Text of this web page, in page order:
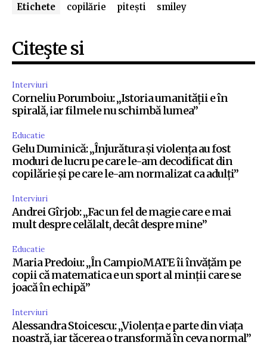
Etichete copilărie pitești smiley
Citeşte si
Interviuri
Corneliu Porumboiu: „Istoria umanității e în
spirală, iar filmele nu schimbă lumea”
Educatie
Gelu Duminică: „Înjurătura și violența au fost
moduri de lucru pe care le-am decodificat din
copilărie și pe care le-am normalizat ca adulți”
Interviuri
Andrei Gîrjob: „Fac un fel de magie care e mai
mult despre celălalt, decât despre mine”
Educatie
Maria Predoiu: „În CampioMATE îi învățăm pe
copii că matematica e un sport al minții care se
joacă în echipă”
Interviuri
Alessandra Stoicescu: „Violența e parte din viața
noastră, iar tăcerea o transformă în ceva normal”